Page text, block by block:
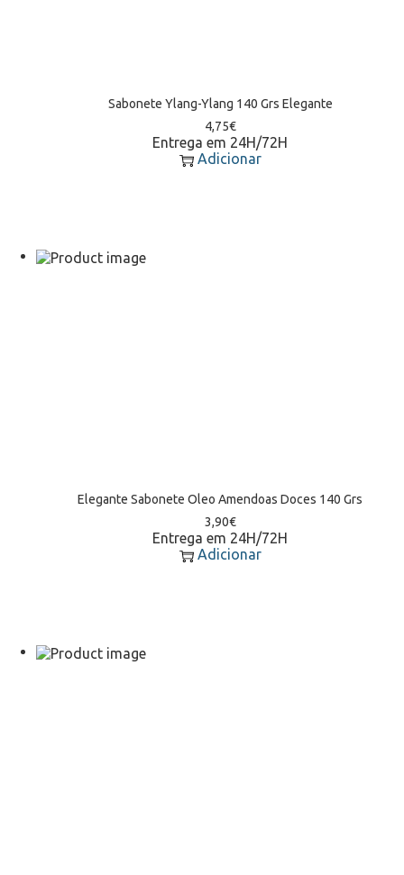
Sabonete Ylang-Ylang 140 Grs Elegante
4,75€
Entrega em 24H/72H
Adicionar
Elegante Sabonete Oleo Amendoas Doces 140 Grs
3,90€
Entrega em 24H/72H
Adicionar